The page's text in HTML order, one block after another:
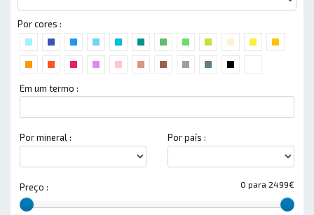
Por cores :
Em um termo :
Por mineral : Por país :
0 para 2499€
Preço :